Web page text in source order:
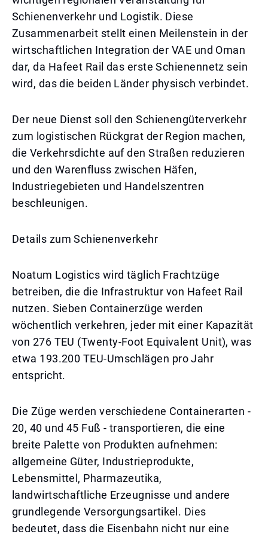
Schienenverkehr und Logistik. Diese
Zusammenarbeit stellt einen Meilenstein in der
wirtschaftlichen Integration der VAE und Oman
dar, da Hafeet Rail das erste Schienennetz sein
wird, das die beiden Länder physisch verbindet.
Der neue Dienst soll den Schienengüterverkehr
zum logistischen Rückgrat der Region machen,
die Verkehrsdichte auf den Straßen reduzieren
und den Warenfluss zwischen Häfen,
Industriegebieten und Handelszentren
beschleunigen.
Details zum Schienenverkehr
Noatum Logistics wird täglich Frachtzüge
betreiben, die die Infrastruktur von Hafeet Rail
nutzen. Sieben Containerzüge werden
wöchentlich verkehren, jeder mit einer Kapazität
von 276 TEU (Twenty-Foot Equivalent Unit), was
etwa 193.200 TEU-Umschlägen pro Jahr
entspricht.
Die Züge werden verschiedene Containerarten -
20, 40 und 45 Fuß - transportieren, die eine
breite Palette von Produkten aufnehmen:
allgemeine Güter, Industrieprodukte,
Lebensmittel, Pharmazeutika,
landwirtschaftliche Erzeugnisse und andere
grundlegende Versorgungsartikel. Dies
bedeutet, dass die Eisenbahn nicht nur eine